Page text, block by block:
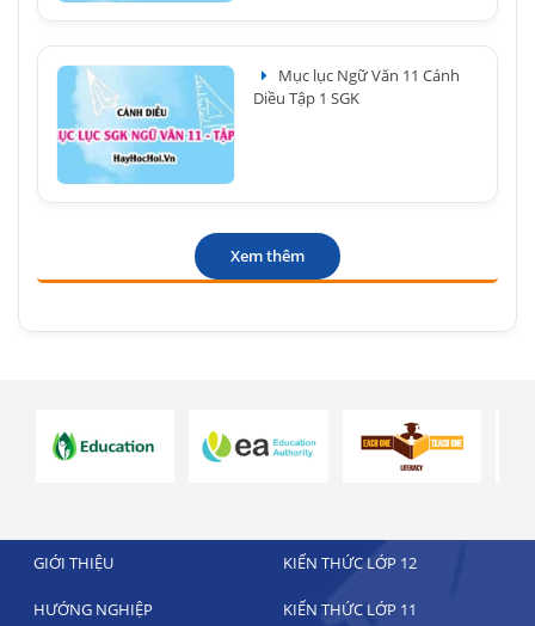
Mục lục Ngữ Văn 11 Cánh
Diều Tập 1 SGK
Xem thêm
GIỚI THIỆU KIẾN THỨC LỚP 12
HƯỚNG NGHIỆP KIẾN THỨC LỚP 11